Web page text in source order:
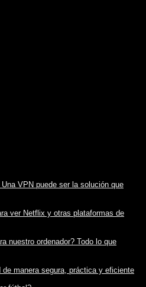
VPN puede ser la solución que
ver Netflix y otras plataformas de
nuestro ordenador? Todo lo que
manera segura, práctica y eficiente